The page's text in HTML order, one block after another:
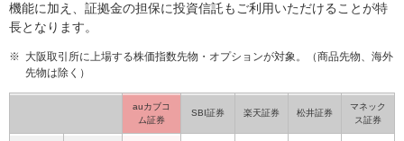
機能に加え、証拠金の担保に投資信託もご利用いただけることが特
長となります。
※ 大阪取引所に上場する株価指数先物・オプションが対象。（商品先物、海外
先物は除く）
auカブコ
ム証券
SBI証券 楽天証券 松井証券
マネック
ス証券